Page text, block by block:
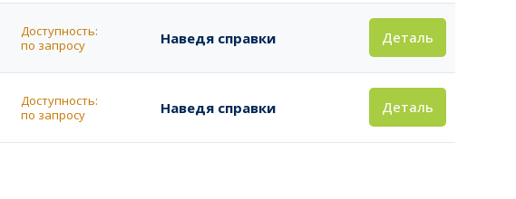
Доступность:
по запросу
Наведя справки Деталь
Доступность:
по запросу
Наведя справки Деталь